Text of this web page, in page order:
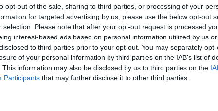
opt-out of the sale, sharing to third parties, or processing of your
for targeted advertising by us, please use the below opt-out
selection. Please note that after your opt-out request is processed
interest-based ads based on personal information utilized by us
to third parties prior to your opt-out. You may separately
of your personal information by third parties on the IAB’s list of
This information may also be disclosed by us to third parties on the
Participants that may further disclose it to other third parties.
στα προβλήματα στο χώρο του
dealer των πολυεθνικών».
του; Με ποιους θα κυβερνήσει ο Μητσοτάκης;
Τι λέει για τον Κυριάκο Βελόπουλο και τον